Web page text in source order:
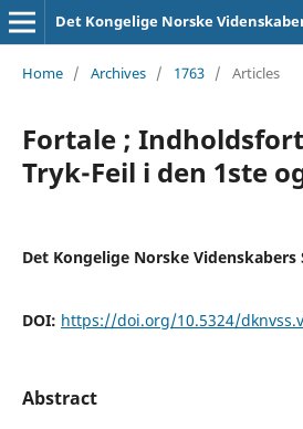
Det Kongelige Norske
Home / Archives / 1763 / Articles
Fortale ;
Tryk-Feil i den 1ste
Det Kongelige Norske Videnskabers
DOI: https://doi.org/10.5324/
Abstract